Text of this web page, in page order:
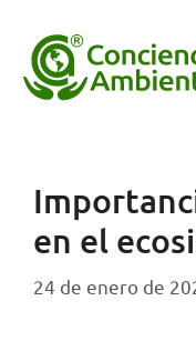
contenido
en el
24 de enero de